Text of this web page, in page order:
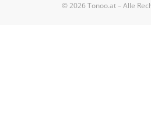
© 2026 Tonoo.at – Alle